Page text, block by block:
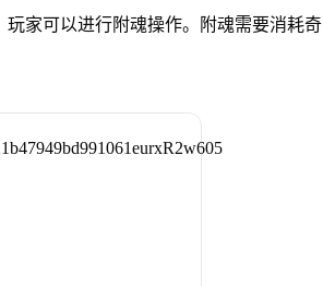
玩家可以进行附魂操作。
附魂需要消耗奇